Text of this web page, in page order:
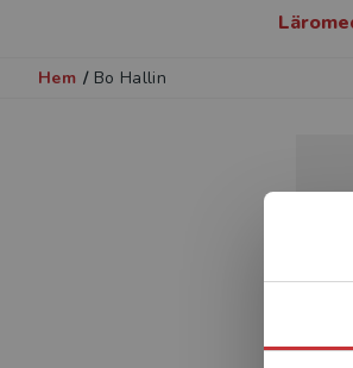
Hem / Bo Hallin